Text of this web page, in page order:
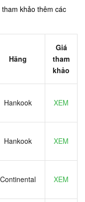
khảo thêm các
Hãng
Giá
tham
khảo
Hankook XEM
Hankook XEM
Continental XEM